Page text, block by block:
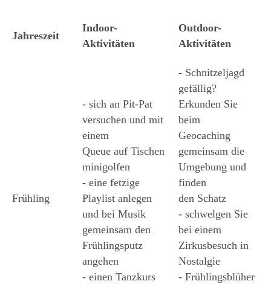
Jahreszeit
Indoor-
Aktivitäten
Outdoor-
Aktivitäten
Frühling
- sich an Pit-Pat
versuchen und mit
einem
Queue auf Tischen
minigolfen
- eine fetzige
Playlist anlegen
und bei Musik
gemeinsam den
Frühlingsputz
angehen
- einen Tanzkurs
- Schnitzeljagd
gefällig?
Erkunden Sie
beim
Geocaching
gemeinsam die
Umgebung und
finden
den Schatz
- schwelgen Sie
bei einem
Zirkusbesuch in
Nostalgie
- Frühlingsblüher